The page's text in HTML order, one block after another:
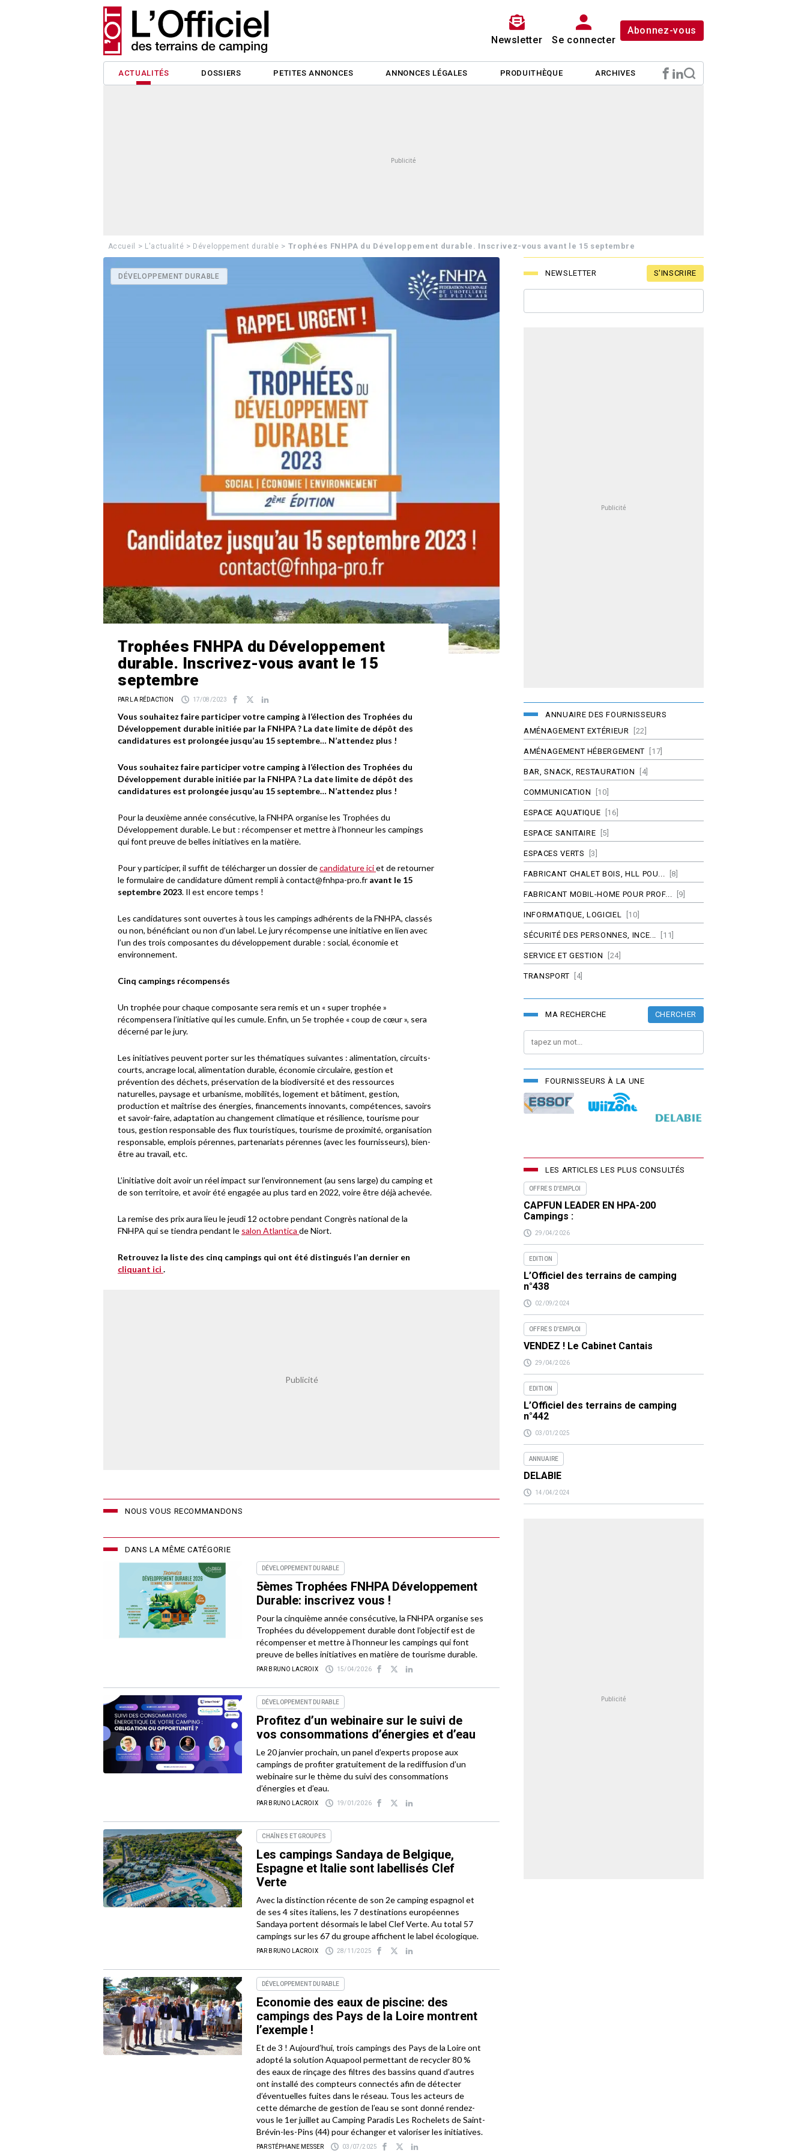
Newsletter Se connecter
Abonnez-vous
ACTUALITÉS DOSSIERS PETITES ANNONCES ANNONCES LÉGALES PRODUITHÈQUE ARCHIVES
Accueil > L'actualité > Développement durable > Trophées FNHPA du Développement durable. Inscrivez-vous avant le 15 septembre
DÉVELOPPEMENT DURABLE
Trophées FNHPA du Développement
durable. Inscrivez-vous avant le 15
septembre
PAR LA RÉDACTION 17/08/2023
Vous souhaitez faire participer votre camping à l’élection des Trophées du
Développement durable initiée par la FNHPA ? La date limite de dépôt des
candidatures est prolongée jusqu’au 15 septembre… N’attendez plus !
Vous souhaitez faire participer votre camping à l’élection des Trophées du
Développement durable initiée par la FNHPA ? La date limite de dépôt des
candidatures est prolongée jusqu’au 15 septembre… N’attendez plus !
Pour la deuxième année consécutive, la FNHPA organise les Trophées du
Développement durable. Le but : récompenser et mettre à l’honneur les campings
qui font preuve de belles initiatives en la matière.
Pour y participer, il suffit de télécharger un dossier decandidature iciet de retourner
le formulaire de candidature dûment rempli à contact@fnhpa-pro.fr avant le 15
septembre 2023. Il est encore temps !
Les candidatures sont ouvertes à tous les campings adhérents de la FNHPA, classés
ou non, bénéficiant ou non d’un label. Le jury récompense une initiative en lien avec
l’un des trois composantes du développement durable : social, économie et
environnement.
Cinq campings récompensés
Un trophée pour chaque composante sera remis et un « super trophée »
récompensera l’initiative qui les cumule. Enfin, un 5e trophée « coup de cœur », sera
décerné par le jury.
Les initiatives peuvent porter sur les thématiques suivantes : alimentation, circuits-
courts, ancrage local, alimentation durable, économie circulaire, gestion et
prévention des déchets, préservation de la biodiversité et des ressources
naturelles, paysage et urbanisme, mobilités, logement et bâtiment, gestion,
production et maîtrise des énergies, financements innovants, compétences, savoirs
et savoir-faire, adaptation au changement climatique et résilience, tourisme pour
tous, gestion responsable des flux touristiques, tourisme de proximité, organisation
responsable, emplois pérennes, partenariats pérennes (avec les fournisseurs), bien-
être au travail, etc.
L’initiative doit avoir un réel impact sur l’environnement (au sens large) du camping et
de son territoire, et avoir été engagée au plus tard en 2022, voire être déjà achevée.
La remise des prix aura lieu le jeudi 12 octobre pendant Congrès national de la
FNHPA qui se tiendra pendant le salon Atlantica de Niort.
Retrouvez la liste des cinq campings qui ont été distingués l’an dernier en
cliquant ici .
NOUS VOUS RECOMMANDONS
DANS LA MÊME CATÉGORIE
DÉVELOPPEMENT DURABLE
5èmes Trophées FNHPA Développement
Durable: inscrivez vous !
Pour la cinquième année consécutive, la FNHPA organise ses
Trophées du développement durable dont l’objectif est de
récompenser et mettre à l’honneur les campings qui font
preuve de belles initiatives en matière de tourisme durable.
PAR BRUNO LACROIX 15/04/2026
DÉVELOPPEMENT DURABLE
Profitez d’un webinaire sur le suivi de
vos consommations d’énergies et d’eau
Le 20 janvier prochain, un panel d’experts propose aux
campings de profiter gratuitement de la rediffusion d’un
webinaire sur le thème du suivi des consommations
d’énergies et d’eau.
PAR BRUNO LACROIX 19/01/2026
CHAÎNES ET GROUPES
Les campings Sandaya de Belgique,
Espagne et Italie sont labellisés Clef
Verte
Avec la distinction récente de son 2e camping espagnol et
de ses 4 sites italiens, les 7 destinations européennes
Sandaya portent désormais le label Clef Verte. Au total 57
campings sur les 67 du groupe affichent le label écologique.
PAR BRUNO LACROIX 28/11/2025
DÉVELOPPEMENT DURABLE
Economie des eaux de piscine: des
campings des Pays de la Loire montrent
l’exemple !
Et de 3 ! Aujourd’hui, trois campings des Pays de la Loire ont
adopté la solution Aquapool permettant de recycler 80 %
des eaux de rinçage des filtres des bassins quand d’autres
ont installé des compteurs connectés afin de détecter
d’éventuelles fuites dans le réseau. Tous les acteurs de
cette démarche de gestion de l’eau se sont donné rendez-
vous le 1er juillet au Camping Paradis Les Rochelets de Saint-
Brévin-les-Pins (44) pour échanger et valoriser les initiatives.
PAR STÉPHANE MESSER 03/07/2025
NEWSLETTER S'INSCRIRE
ANNUAIRE DES FOURNISSEURS
AMÉNAGEMENT EXTÉRIEUR
[22]
AMÉNAGEMENT HÉBERGEMENT [17]
BAR, SNACK, RESTAURATION [4]
COMMUNICATION [10]
ESPACE AQUATIQUE [16]
ESPACE SANITAIRE [5]
ESPACES VERTS [3]
FABRICANT CHALET BOIS, HLL POU... [8]
FABRICANT MOBIL-HOME POUR PROF... [9]
INFORMATIQUE, LOGICIEL [10]
SÉCURITÉ DES PERSONNES, INCE... [11]
SERVICE ET GESTION [24]
TRANSPORT [4]
MA RECHERCHE CHERCHER
FOURNISSEURS À LA UNE
LES ARTICLES LES PLUS CONSULTÉS
OFFRES D'EMPLOI
CAPFUN LEADER EN HPA-200
Campings :
29/04/2026
EDITION
L’Officiel des terrains de camping
n°438
02/09/2024
OFFRES D'EMPLOI
VENDEZ ! Le Cabinet Cantais
29/04/2026
EDITION
L’Officiel des terrains de camping
n°442
03/01/2025
ANNUAIRE
DELABIE
14/04/2024